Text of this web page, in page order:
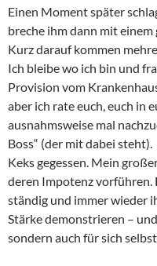
Einen Moment später
breche ihm dann mit
Kurz darauf kommen
Ich bleibe wo ich bin und
Provision vom
aber ich rate euch, euch in
ausnahmsweise mal
Boss“ (der mit dabei steht).
Keks gegessen. Mein
deren Impotenz vorführen.
ständig und immer wieder
Stärke demonstrieren –
sondern auch für sich